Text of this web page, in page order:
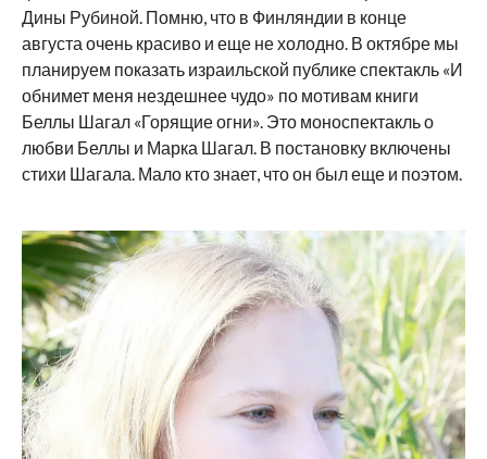
Дины Рубиной. Помню, что в Финляндии в конце
августа очень красиво и еще не холодно. В октябре мы
планируем показать израильской публике спектакль «И
обнимет меня нездешнее чудо» по мотивам книги
Беллы Шагал «Горящие огни». Это моноспектакль о
любви Беллы и Марка Шагал. В постановку включены
стихи Шагала. Мало кто знает, что он был еще и поэтом.